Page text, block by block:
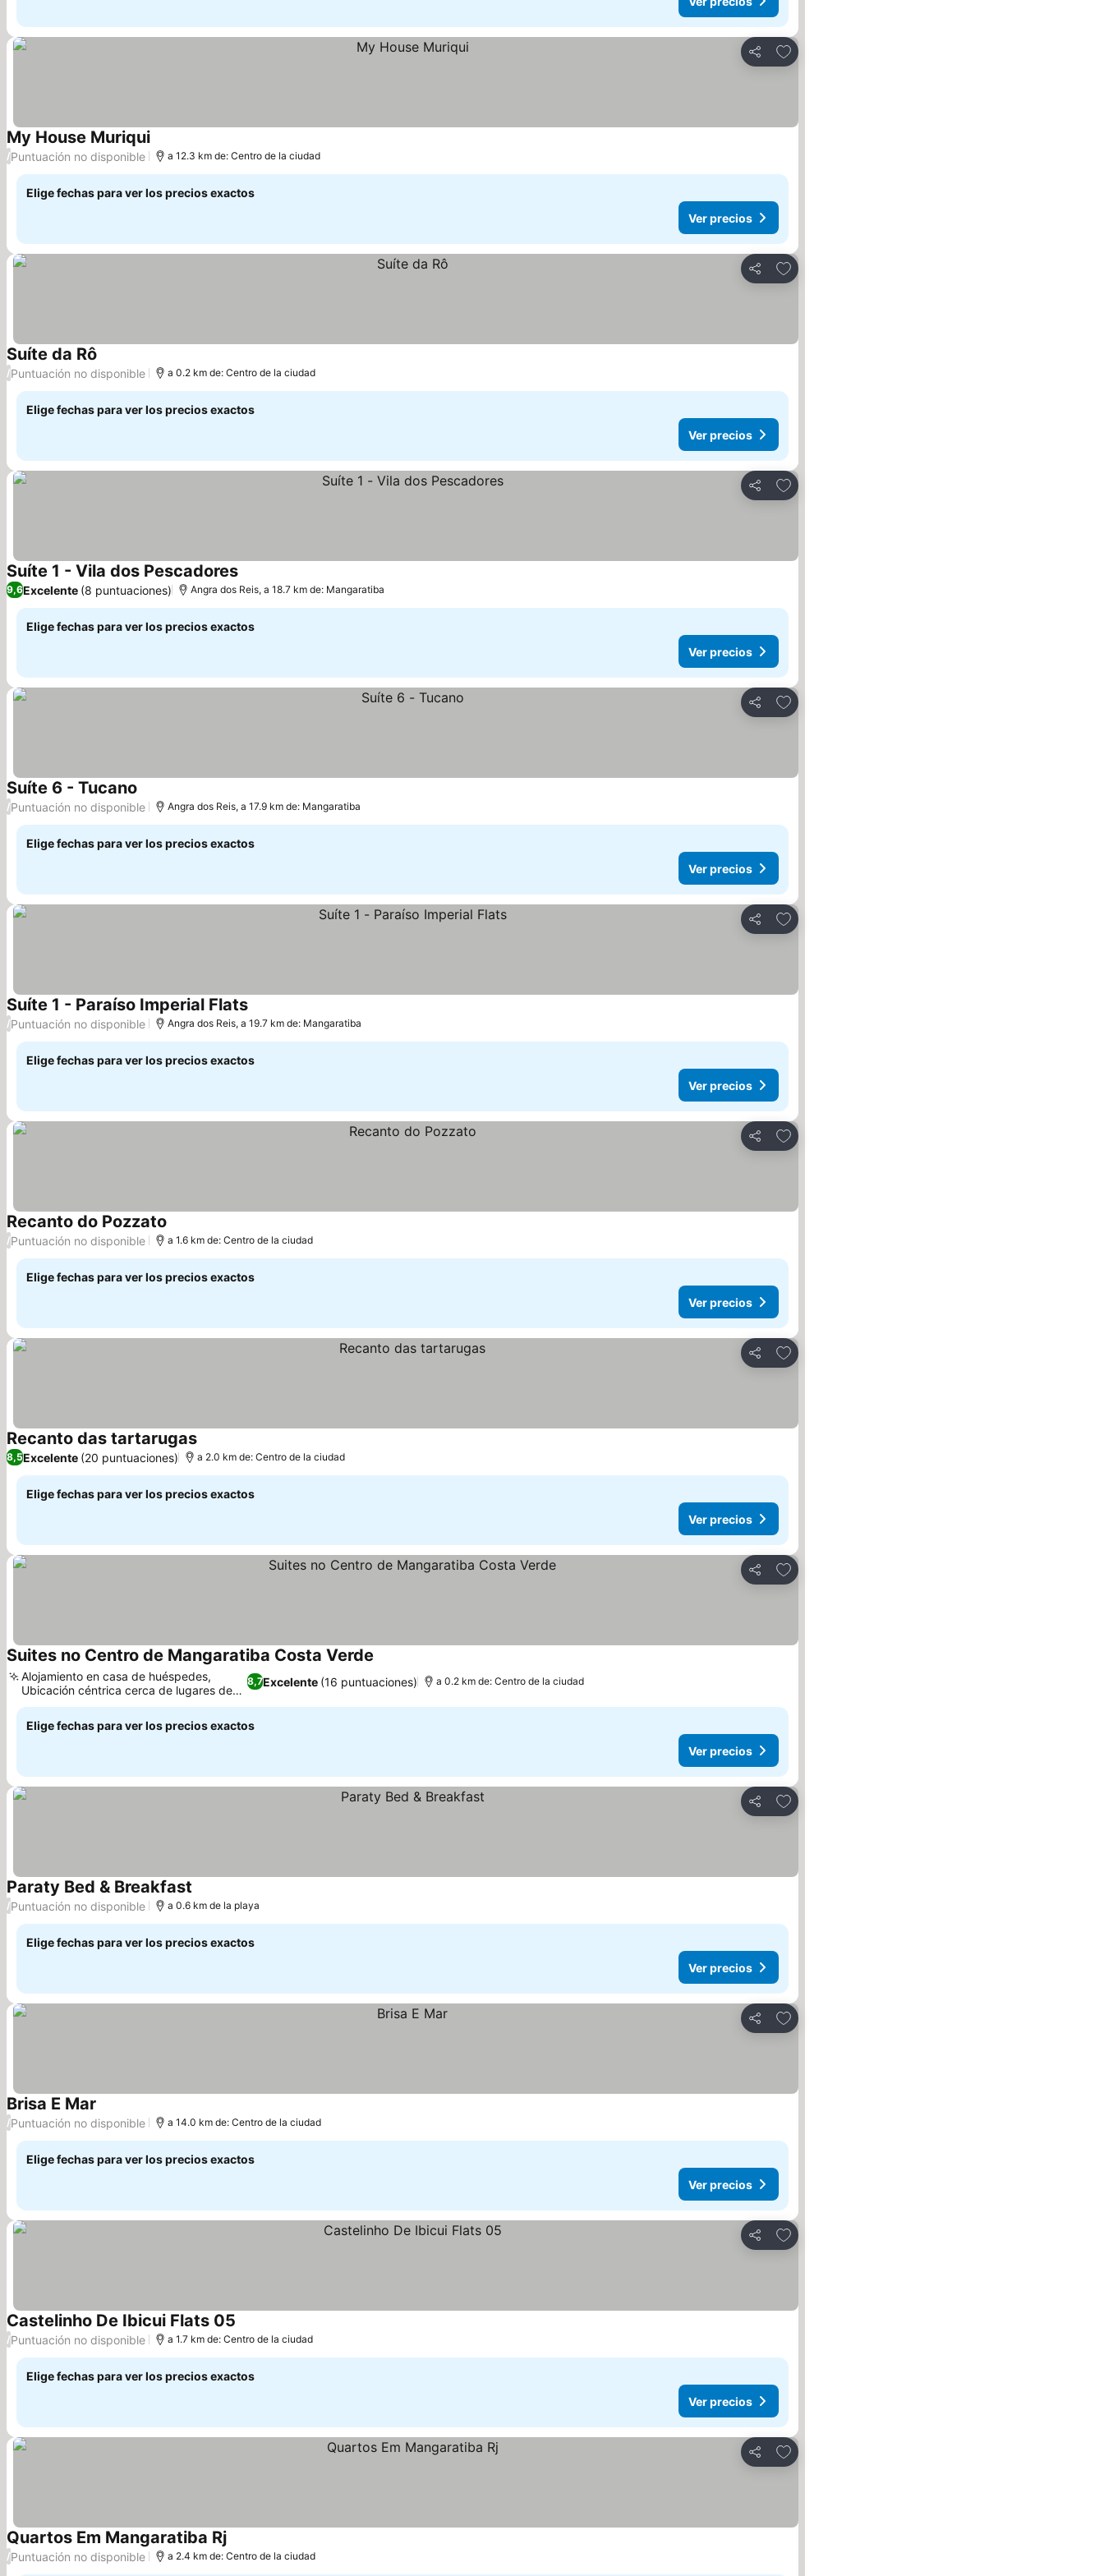
Compartir
Agregar a favoritos
My House Muriqui
/Puntuación no disponible a 12.3 km de: Centro de la ciudad
Elige fechas para ver los precios exactos
Ver precios
Compartir
Agregar a favoritos
Suíte da Rô
/Puntuación no disponible a 0.2 km de: Centro de la ciudad
Elige fechas para ver los precios exactos
Ver precios
Compartir
Agregar a favoritos
Suíte 1 - Vila dos Pescadores
9,6Excelente (8 puntuaciones) Angra dos Reis, a 18.7 km de: Mangaratiba
Elige fechas para ver los precios exactos
Ver precios
Compartir
Agregar a favoritos
Suíte 6 - Tucano
/Puntuación no disponible Angra dos Reis, a 17.9 km de: Mangaratiba
Elige fechas para ver los precios exactos
Ver precios
Compartir
Agregar a favoritos
Suíte 1 - Paraíso Imperial Flats
/Puntuación no disponible Angra dos Reis, a 19.7 km de: Mangaratiba
Elige fechas para ver los precios exactos
Ver precios
Compartir
Agregar a favoritos
Recanto do Pozzato
/Puntuación no disponible a 1.6 km de: Centro de la ciudad
Elige fechas para ver los precios exactos
Ver precios
Compartir
Agregar a favoritos
Recanto das tartarugas
8,5Excelente (20 puntuaciones) a 2.0 km de: Centro de la ciudad
Elige fechas para ver los precios exactos
Ver precios
Compartir
Agregar a favoritos
Suites no Centro de Mangaratiba Costa Verde
8,7Excelente (16 puntuaciones)
Alojamiento en casa de huéspedes,
Ubicación céntrica cerca de lugares de
interés cultural
a 0.2 km de: Centro de la ciudad
Elige fechas para ver los precios exactos
Ver precios
Compartir
Agregar a favoritos
Paraty Bed & Breakfast
/Puntuación no disponible a 0.6 km de la playa
Elige fechas para ver los precios exactos
Ver precios
Compartir
Agregar a favoritos
Brisa E Mar
/Puntuación no disponible a 14.0 km de: Centro de la ciudad
Elige fechas para ver los precios exactos
Ver precios
Compartir
Agregar a favoritos
Castelinho De Ibicui Flats 05
/Puntuación no disponible a 1.7 km de: Centro de la ciudad
Elige fechas para ver los precios exactos
Ver precios
Compartir
Agregar a favoritos
Quartos Em Mangaratiba Rj
/Puntuación no disponible a 2.4 km de: Centro de la ciudad